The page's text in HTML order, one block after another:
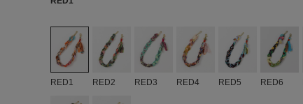
RED1 RED2 RED3 RED4 RED5 RED6